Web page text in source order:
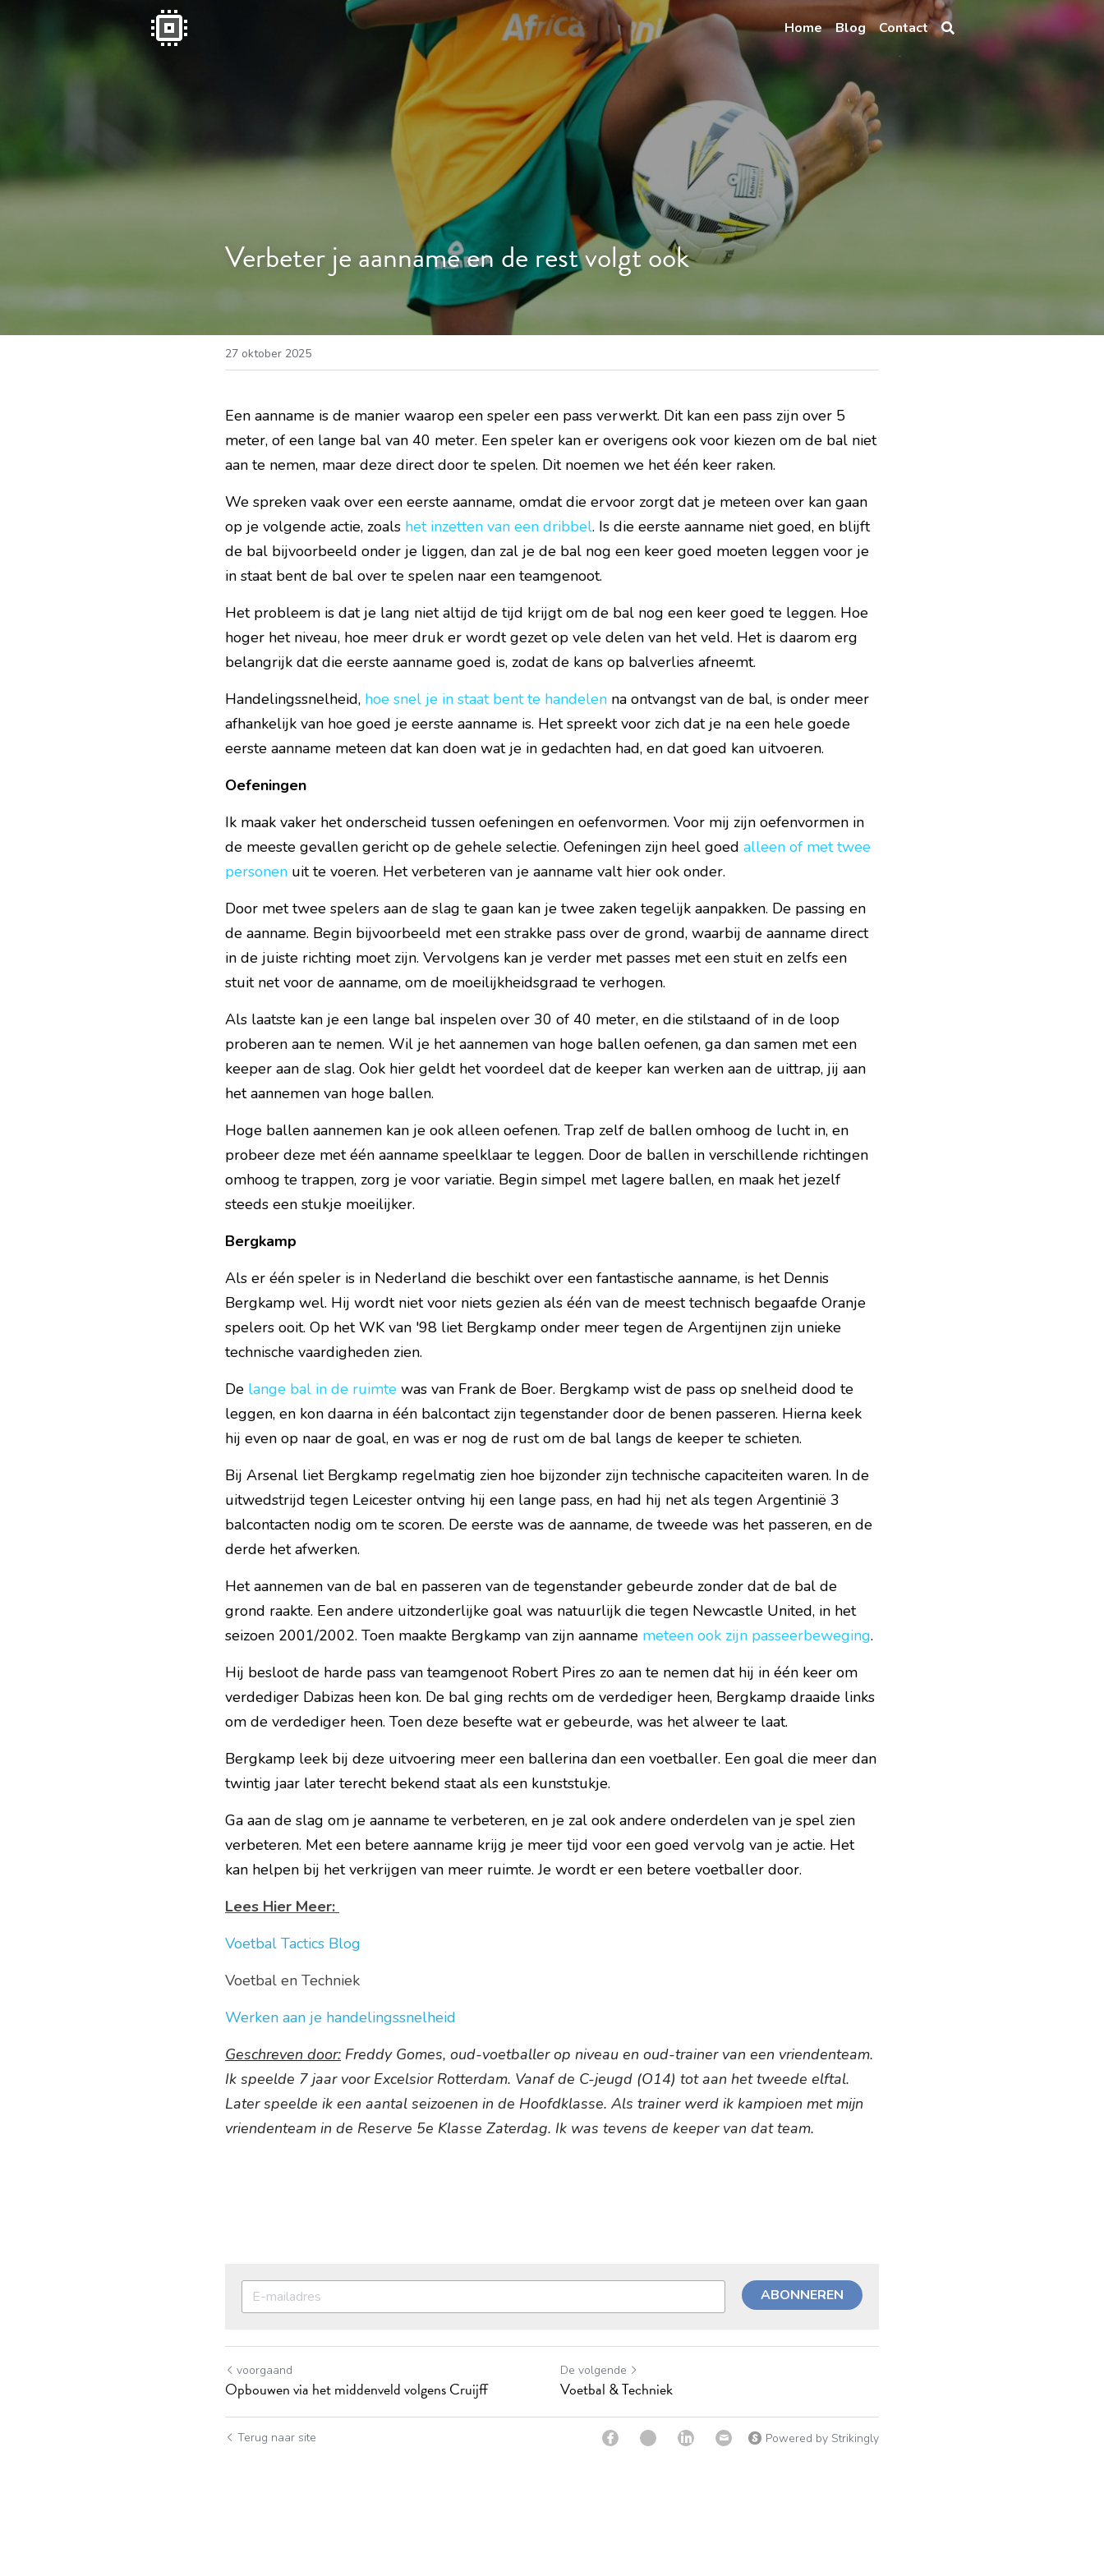
Home Blog Contact
Verbeter je aanname en de rest volgt ook
27 oktober 2025
Een aanname is de manier waarop een speler een pass verwerkt. Dit kan een pass zijn over 5
meter, of een lange bal van 40 meter. Een speler kan er overigens ook voor kiezen om de bal niet
aan te nemen, maar deze direct door te spelen. Dit noemen we het één keer raken.
We spreken vaak over een eerste aanname, omdat die ervoor zorgt dat je meteen over kan gaan
op je volgende actie, zoals het inzetten van een dribbel. Is die eerste aanname niet goed, en blijft
de bal bijvoorbeeld onder je liggen, dan zal je de bal nog een keer goed moeten leggen voor je
in staat bent de bal over te spelen naar een teamgenoot.
Het probleem is dat je lang niet altijd de tijd krijgt om de bal nog een keer goed te leggen. Hoe
hoger het niveau, hoe meer druk er wordt gezet op vele delen van het veld. Het is daarom erg
belangrijk dat die eerste aanname goed is, zodat de kans op balverlies afneemt.
Handelingssnelheid, hoe snel je in staat bent te handelen na ontvangst van de bal, is onder meer
afhankelijk van hoe goed je eerste aanname is. Het spreekt voor zich dat je na een hele goede
eerste aanname meteen dat kan doen wat je in gedachten had, en dat goed kan uitvoeren.
Oefeningen
Ik maak vaker het onderscheid tussen oefeningen en oefenvormen. Voor mij zijn oefenvormen in
de meeste gevallen gericht op de gehele selectie. Oefeningen zijn heel goed alleen of met twee
personen uit te voeren. Het verbeteren van je aanname valt hier ook onder.
Door met twee spelers aan de slag te gaan kan je twee zaken tegelijk aanpakken. De passing en
de aanname. Begin bijvoorbeeld met een strakke pass over de grond, waarbij de aanname direct
in de juiste richting moet zijn. Vervolgens kan je verder met passes met een stuit en zelfs een
stuit net voor de aanname, om de moeilijkheidsgraad te verhogen.
Als laatste kan je een lange bal inspelen over 30 of 40 meter, en die stilstaand of in de loop
proberen aan te nemen. Wil je het aannemen van hoge ballen oefenen, ga dan samen met een
keeper aan de slag. Ook hier geldt het voordeel dat de keeper kan werken aan de uittrap, jij aan
het aannemen van hoge ballen.
Hoge ballen aannemen kan je ook alleen oefenen. Trap zelf de ballen omhoog de lucht in, en
probeer deze met één aanname speelklaar te leggen. Door de ballen in verschillende richtingen
omhoog te trappen, zorg je voor variatie. Begin simpel met lagere ballen, en maak het jezelf
steeds een stukje moeilijker.
Bergkamp
Als er één speler is in Nederland die beschikt over een fantastische aanname, is het Dennis
Bergkamp wel. Hij wordt niet voor niets gezien als één van de meest technisch begaafde Oranje
spelers ooit. Op het WK van '98 liet Bergkamp onder meer tegen de Argentijnen zijn unieke
technische vaardigheden zien.
De lange bal in de ruimte was van Frank de Boer. Bergkamp wist de pass op snelheid dood te
leggen, en kon daarna in één balcontact zijn tegenstander door de benen passeren. Hierna keek
hij even op naar de goal, en was er nog de rust om de bal langs de keeper te schieten.
Bij Arsenal liet Bergkamp regelmatig zien hoe bijzonder zijn technische capaciteiten waren. In de
uitwedstrijd tegen Leicester ontving hij een lange pass, en had hij net als tegen Argentinië 3
balcontacten nodig om te scoren. De eerste was de aanname, de tweede was het passeren, en de
derde het afwerken.
Het aannemen van de bal en passeren van de tegenstander gebeurde zonder dat de bal de
grond raakte. Een andere uitzonderlijke goal was natuurlijk die tegen Newcastle United, in het
seizoen 2001/2002. Toen maakte Bergkamp van zijn aanname meteen ook zijn passeerbeweging.
Hij besloot de harde pass van teamgenoot Robert Pires zo aan te nemen dat hij in één keer om
verdediger Dabizas heen kon. De bal ging rechts om de verdediger heen, Bergkamp draaide links
om de verdediger heen. Toen deze besefte wat er gebeurde, was het alweer te laat.
Bergkamp leek bij deze uitvoering meer een ballerina dan een voetballer. Een goal die meer dan
twintig jaar later terecht bekend staat als een kunststukje.
Ga aan de slag om je aanname te verbeteren, en je zal ook andere onderdelen van je spel zien
verbeteren. Met een betere aanname krijg je meer tijd voor een goed vervolg van je actie. Het
kan helpen bij het verkrijgen van meer ruimte. Je wordt er een betere voetballer door.
Lees Hier Meer:
Voetbal Tactics Blog
Voetbal en Techniek
Werken aan je handelingssnelheid
Geschreven door: Freddy Gomes, oud-voetballer op niveau en oud-trainer van een vriendenteam.
Ik speelde 7 jaar voor Excelsior Rotterdam. Vanaf de C-jeugd (O14) tot aan het tweede elftal.
Later speelde ik een aantal seizoenen in de Hoofdklasse. Als trainer werd ik kampioen met mijn
vriendenteam in de Reserve 5e Klasse Zaterdag. Ik was tevens de keeper van dat team.
ABONNEREN
voorgaand
Opbouwen via het middenveld volgens Cruijff
De volgende
Voetbal & Techniek
Terug naar site Powered by Strikingly